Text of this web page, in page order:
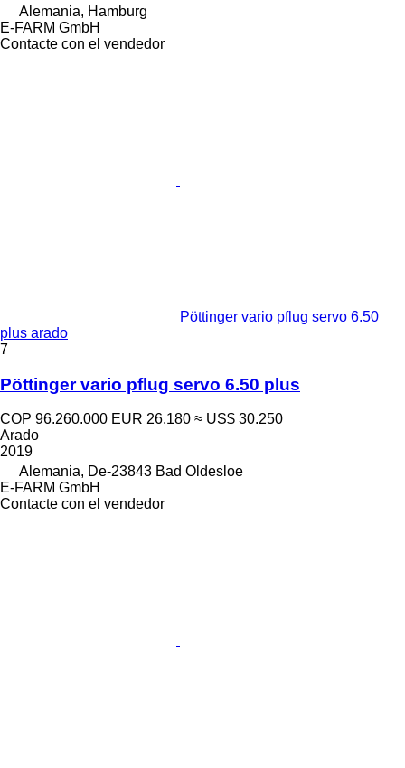
Alemania, Hamburg
E-FARM GmbH
Contacte con el vendedor
Pöttinger vario pflug servo 6.50
plus arado
7
Pöttinger vario pflug servo 6.50 plus
COP 96.260.000 EUR 26.180 ≈ US$ 30.250
Arado
2019
Alemania, De-23843 Bad Oldesloe
E-FARM GmbH
Contacte con el vendedor